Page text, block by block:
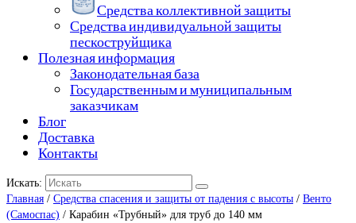
Средства коллективной защиты
Средства индивидуальной защиты
пескоструйщика
Полезная информация
Законодательная база
Государственным и муниципальным
заказчикам
Блог
Доставка
Контакты
Искать:
Главная / Средства спасения и защиты от падения с высоты / Венто
(Самоспас) / Карабин «Трубный» для труб до 140 мм